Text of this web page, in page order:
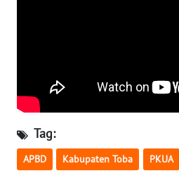
Tag:
APBD Kabupaten Toba PKUA
WN
GORONTALO
WN
SULUT